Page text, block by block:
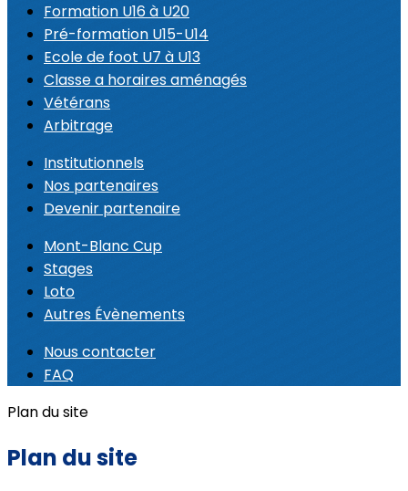
Formation U16 à U20
Pré-formation U15-U14
Ecole de foot U7 à U13
Classe a horaires aménagés
Vétérans
Arbitrage
Institutionnels
Nos partenaires
Devenir partenaire
Mont-Blanc Cup
Stages
Loto
Autres Évènements
Nous contacter
FAQ
Plan du site
Plan du site